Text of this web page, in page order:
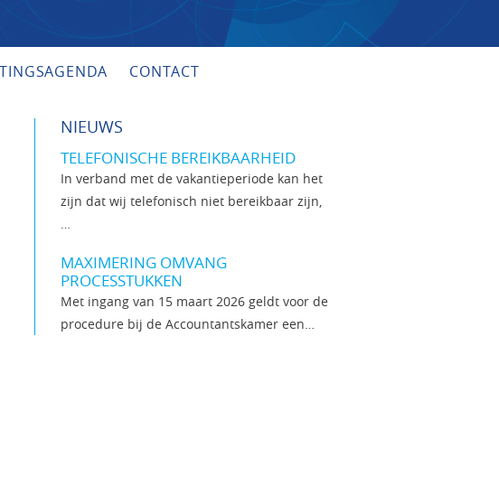
CONTACT
NIEUWS
TELEFONISCHE BEREIKBAARHEID
In verband met de vakantieperiode kan het
zijn dat wij telefonisch niet bereikbaar zijn,
MAXIMERING OMVANG
PROCESSTUKKEN
Met ingang van 15 maart 2026 geldt voor de
procedure bij de Accountantskamer een…